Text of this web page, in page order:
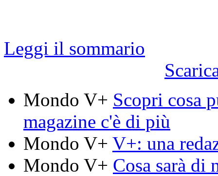
Leggi il sommario
Mondo V+ Scopri cosa
magazine c'è di più
Mondo V+ V+: una
Mondo V+ Cosa sarà di